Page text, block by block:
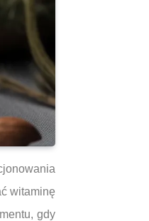
witaminę
gdy